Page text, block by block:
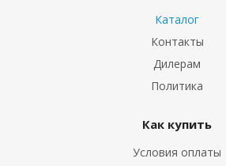
Каталог
Контакты
Дилерам
Политика
Как купить
Условия оплаты